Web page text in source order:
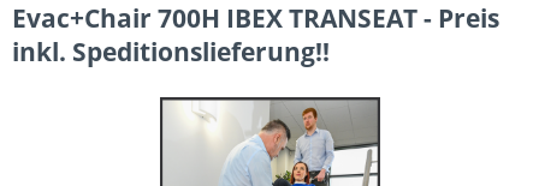
Evac+Chair 700H IBEX TRANSEAT - Preis
inkl. Speditionslieferung!!